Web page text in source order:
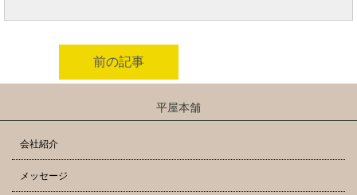
前の記事
平屋本舗
会社紹介
メッセージ